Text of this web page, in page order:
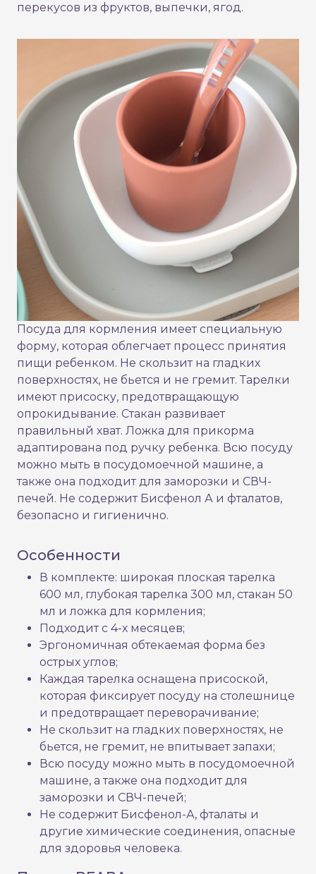
перекусов из фруктов, выпечки, ягод.
Посуда для кормления имеет специальную
форму, которая облегчает процесс принятия
пищи ребенком. Не скользит на гладких
поверхностях, не бьется и не гремит. Тарелки
имеют присоску, предотвращающую
опрокидывание. Стакан развивает
правильный хват. Ложка для прикорма
адаптирована под ручку ребенка. Всю посуду
можно мыть в посудомоечной машине, а
также она подходит для заморозки и СВЧ-
печей. Не содержит Бисфенол А и фталатов,
безопасно и гигиенично.
Особенности
В комплекте: широкая плоская тарелка
600 мл, глубокая тарелка 300 мл, стакан 50
мл и ложка для кормления;
Подходит с 4-х месяцев;
Эргономичная обтекаемая форма без
острых углов;
Каждая тарелка оснащена присоской,
которая фиксирует посуду на столешнице
и предотвращает переворачивание;
Не скользит на гладких поверхностях, не
бьется, не гремит, не впитывает запахи;
Всю посуду можно мыть в посудомоечной
машине, а также она подходит для
заморозки и СВЧ-печей;
Не содержит Бисфенол-А, фталаты и
другие химические соединения, опасные
для здоровья человека.